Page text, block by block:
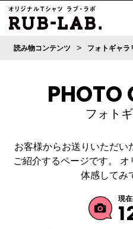
読み物コンテンツ > フォトギャラ
PHOTO
フォト
お客様からお送りいただい
ご紹介するページです。
オ
体感してみ
現